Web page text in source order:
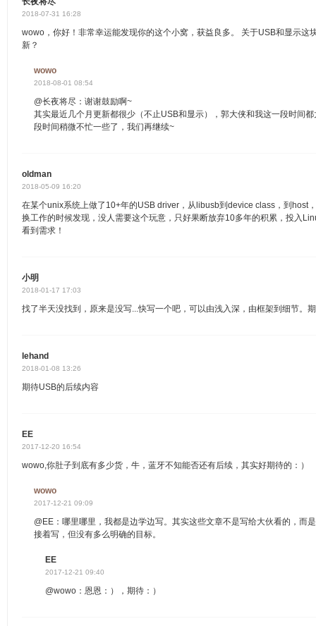
2018-07-31 16:28
wowo，你好！非常幸运能发现你的这个小窝，获益良多。 关于USB和显示这
新？
wowo
2018-08-01 08:54
@长夜将尽：谢谢鼓励啊~
其实最近几个月更新都很少（不止USB和显示），郭大侠和我这一段时间
段时间稍微不忙一些了，我们再继续~
oldman
2018-05-09 16:20
在某个unix系统上做了10+年的USB driver，从libusb到device class，到host
换工作的时候发现，没人需要这个玩意，只好果断放弃10多年的积累，投入
看到需求！
小明
2018-01-17 17:03
找了半天没找到，原来是没写...快写一个吧，可以由浅入深，由框架到细节。
lehand
2018-01-08 13:26
期待USB的后续内容
EE
2017-12-20 16:54
wowo,你肚子到底有多少货，牛，蓝牙不知能否还有后续，其实好期待的：）
wowo
2017-12-21 09:09
@EE：哪里哪里，我都是边学边写。其实这些文章不是写给大伙看的，而
接着写，但没有多么明确的目标。
EE
2017-12-21 09:40
@wowo：恩恩：），期待：）